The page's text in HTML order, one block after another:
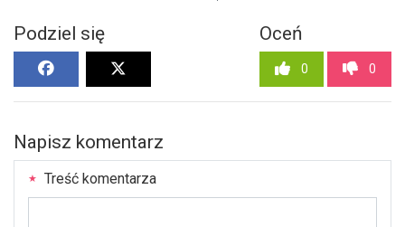
Podziel się Oceń
0 0
Napisz komentarz
Treść komentarza